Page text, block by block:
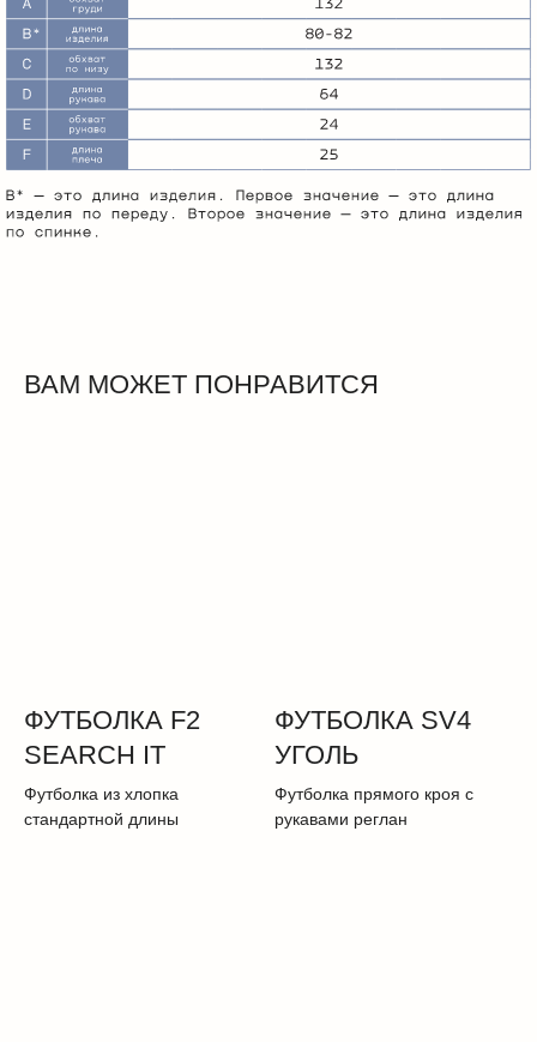
ВАМ МОЖЕТ ПОНРАВИТСЯ
ФУТБОЛКА F2
SEARCH IT
Футболка из хлопка
стандартной длины
ФУТБОЛКА SV4
УГОЛЬ
Футболка прямого кроя с
рукавами реглан